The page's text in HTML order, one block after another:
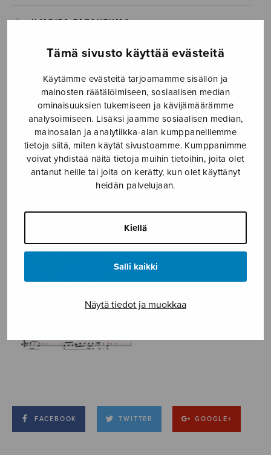
Tämä sivusto käyttää evästeitä
Käytämme evästeitä tarjoamamme sisällön ja
mainosten räätälöimiseen, sosiaalisen median
ominaisuuksien tukemiseen ja kävijämäärämme
analysoimiseen. Lisäksi jaamme sosiaalisen median,
mainosalan ja analytiikka-alan kumppaneillemme
tietoja siitä, miten käytät sivustoamme. Kumppanimme
voivat yhdistää näitä tietoja muihin tietoihin, joita olet
antanut heille tai joita on kerätty, kun olet käyttänyt
heidän palvelujaan.
Kiellä
Salli kaikki
Näytä tiedot ja muokkaa
ILMOITA TAPAHTUMA
Poésies lutéciennes_S2946_Sivu_11
Poésies
lutéciennes_S2946_Sivu_11
22.5.2025
FACEBOOK TWITTER GOOGLE+